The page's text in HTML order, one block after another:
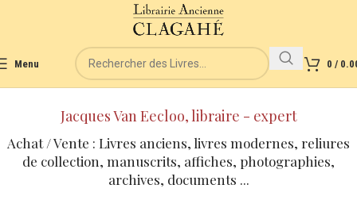
Menu 0 /
Jacques Van Eecloo, libraire - expert
Achat / Vente : Livres anciens, livres modernes, reliures
de collection, manuscrits, affiches, photographies,
archives, documents ...